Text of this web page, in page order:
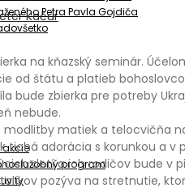
Petra Pavla Gojdiča
akcie
program
Kačur
na kňazský seminár.
od štátu a platieb
bude zbierka pre potreby
nebude.
matiek a telocvičňa
tichá adorácia s korunkou a v
detí a ich rodičov bude v
pozýva na stretnutie,